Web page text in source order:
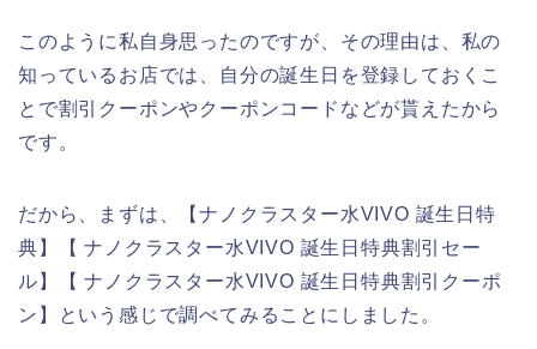
このように私自身思ったのですが、その理由は、私の
知っているお店では、自分の誕生日を登録しておくこ
とで割引クーポンやクーポンコードなどが貰えたから
です。
だから、まずは、【ナノクラスター水VIVO 誕生日特
典】【 ナノクラスター水VIVO 誕生日特典割引セー
ル】【 ナノクラスター水VIVO 誕生日特典割引クーポ
ン】という感じで調べてみることにしました。